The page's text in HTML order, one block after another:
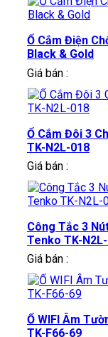
Ổ Cắm Điện
Black & Gold
Giá bán :
Ổ Cắm Đôi 3
TK-N2L-018
Giá bán :
Công Tắc 3
Tenko TK-
Giá bán :
Ổ WIFI Âm
TK-F66-69